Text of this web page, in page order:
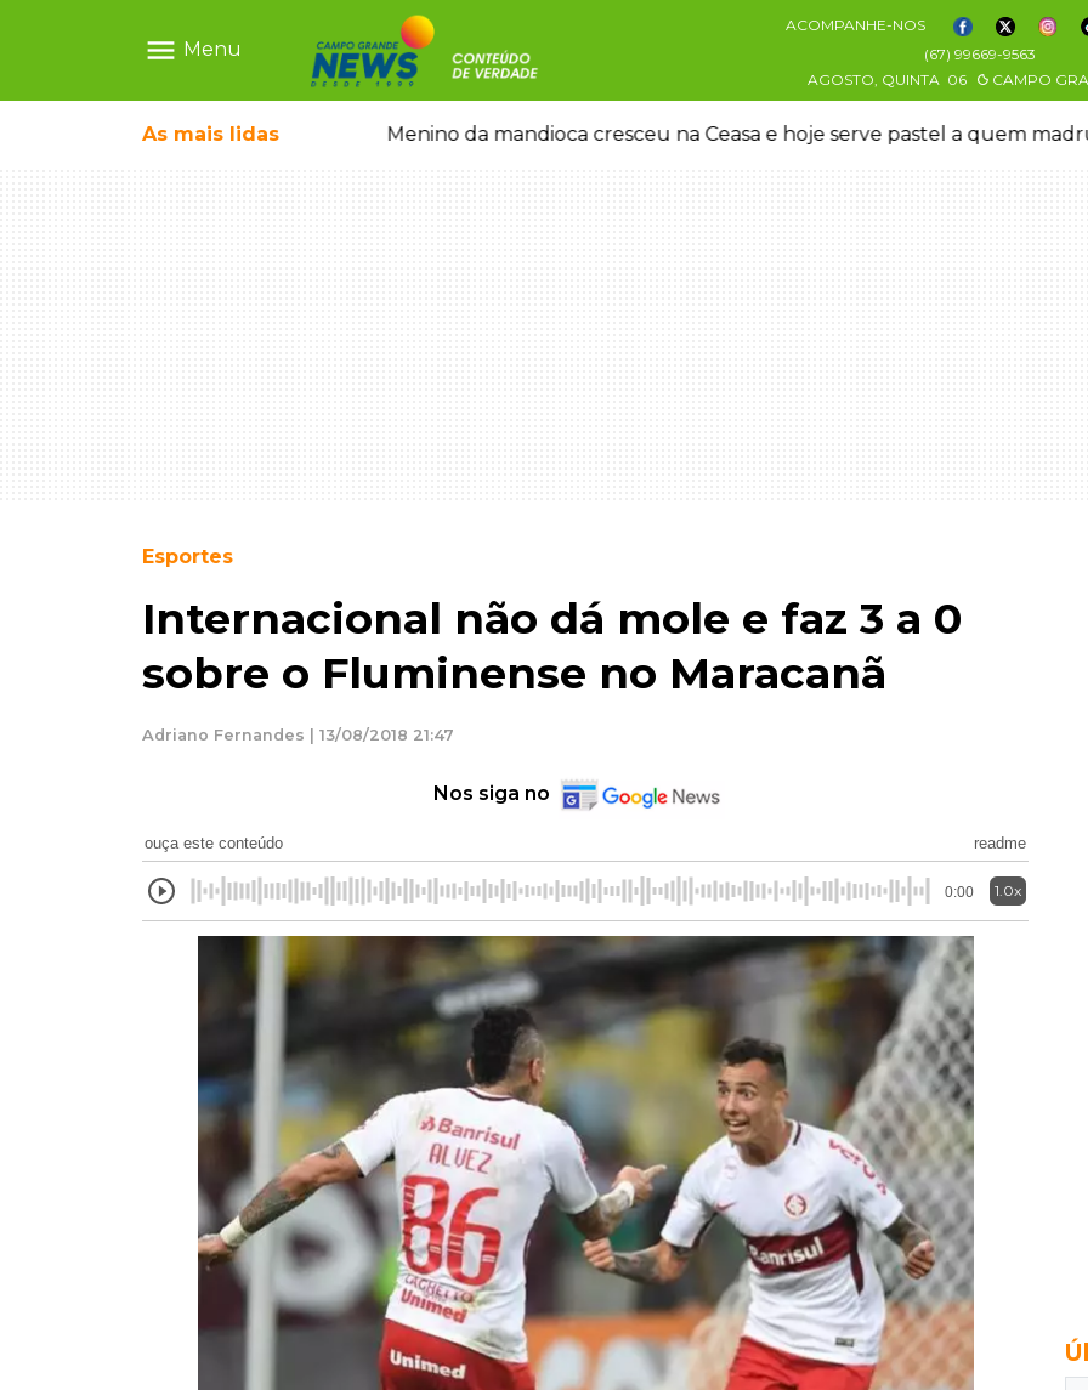
menu Menu
ACOMPANHE-NOS
(67) 99669-9563
AGOSTO, QUINTA 06 CAMPO
As mais lidas
não reconhece o filho queimado Menino da mandioca cresceu na Ceasa e hoje serve pastel a quem
Esportes
Internacional não dá mole e faz 3 a 0
sobre o Fluminense no Maracanã
Adriano Fernandes | 13/08/2018 21:47
Nos siga no
ouça este conteúdo readme
0:00 1.0x